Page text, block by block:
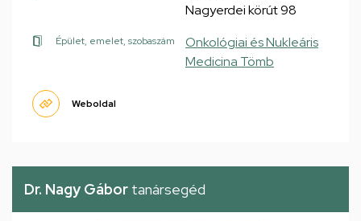
Nagyerdei körút 98
Épület, emelet, szobaszám
Onkológiai és Nukleáris
Medicina Tömb
Weboldal
Dr. Nagy Gábor tanársegéd